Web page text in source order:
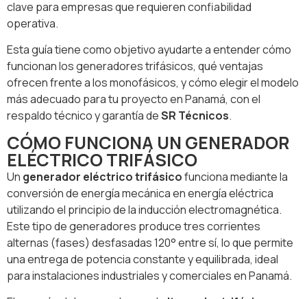
clave para empresas que requieren confiabilidad
operativa.
Esta guía tiene como objetivo ayudarte a entender cómo
funcionan los generadores trifásicos, qué ventajas
ofrecen frente a los monofásicos, y cómo elegir el modelo
más adecuado para tu proyecto en Panamá, con el
respaldo técnico y garantía deSR Técnicos.
CÓMO FUNCIONA UN GENERADOR
ELÉCTRICO TRIFÁSICO
Un generador eléctrico trifásicofunciona mediante la
conversión de energía mecánica en energía eléctrica
utilizando el principio de la inducción electromagnética.
Este tipo de generadores produce tres corrientes
alternas (fases) desfasadas 120° entre sí, lo que permite
una entrega de potencia constante y equilibrada, ideal
para instalaciones industriales y comerciales en Panamá.